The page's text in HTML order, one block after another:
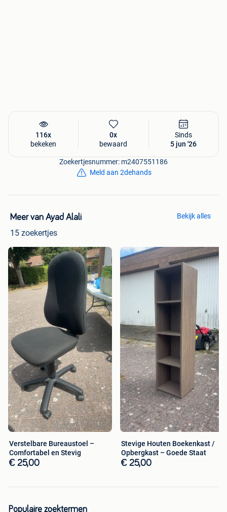
116x
bekeken
0x
bewaard
Sinds
5 jun '26
Zoekertjesnummer: m2407551186
Meld aan 2dehands
Meer van Ayad Alali
15 zoekertjes
Bekijk alles
Verstelbare Bureaustoel –
Comfortabel en Stevig
€ 25,00
Stevige Houten Boekenkast /
Opbergkast – Goede Staat
€ 25,00
Populaire zoektermen